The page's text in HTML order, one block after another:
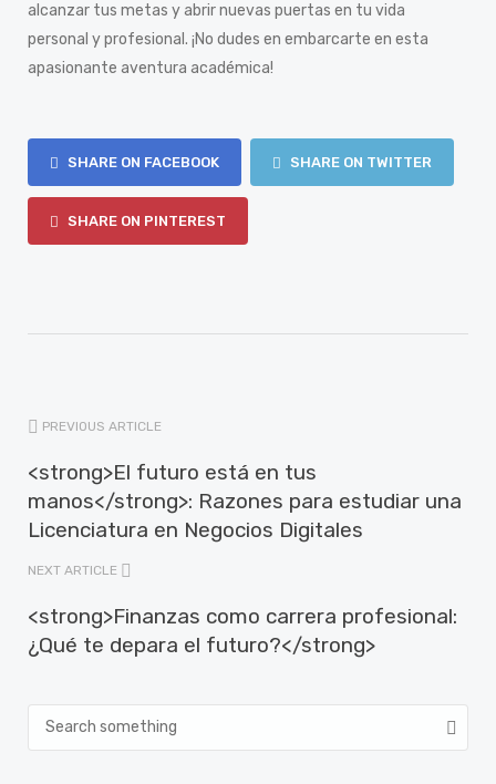
alcanzar tus metas y abrir nuevas puertas en tu vida
personal y profesional. ¡No dudes en embarcarte en esta
apasionante aventura académica!
SHARE ON FACEBOOK SHARE ON TWITTER
SHARE ON PINTEREST
PREVIOUS ARTICLE
<strong>El futuro está en tus
manos</strong>: Razones para estudiar una
Licenciatura en Negocios Digitales
NEXT ARTICLE
<strong>Finanzas como carrera profesional:
¿Qué te depara el futuro?</strong>